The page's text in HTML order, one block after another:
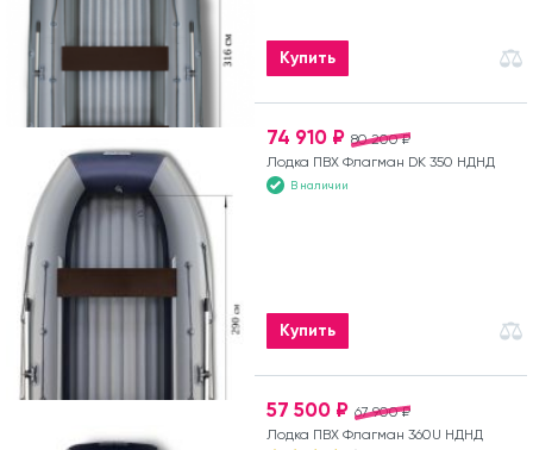
Купить
80 200 ₽
74 910 ₽
Лодка ПВХ Флагман DK 350 НДНД
В наличии
Купить
67 900 ₽
57 500 ₽
Лодка ПВХ Флагман 360U НДНД